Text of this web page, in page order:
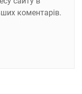
коментарів.